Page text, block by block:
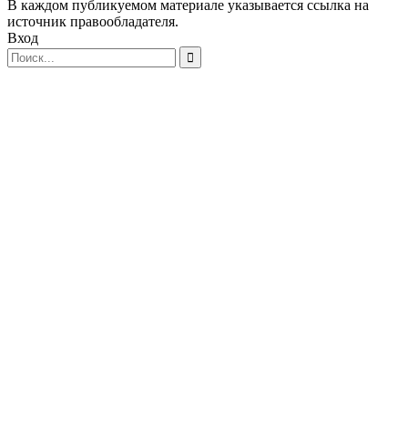
В каждом публикуемом материале указывается ссылка на
источник правообладателя.
Вход